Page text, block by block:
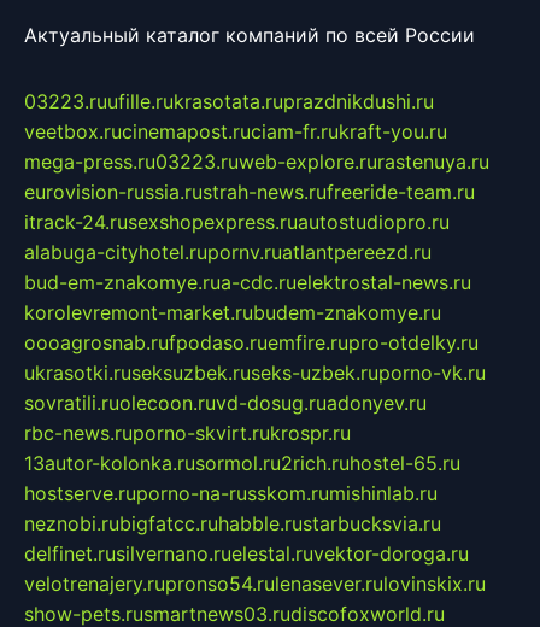
Актуальный каталог компаний по всей России
03223.ruufille.rukrasotata.ruprazdnikdushi.ru
veetbox.rucinemapost.ruciam-fr.rukraft-you.ru
mega-press.ru03223.ruweb-explore.rurastenuya.ru
eurovision-russia.rustrah-news.rufreeride-team.ru
itrack-24.rusexshopexpress.ruautostudiopro.ru
alabuga-cityhotel.rupornv.ruatlantpereezd.ru
bud-em-znakomye.rua-cdc.ruelektrostal-news.ru
korolevremont-market.rubudem-znakomye.ru
oooagrosnab.rufpodaso.ruemfire.rupro-otdelky.ru
ukrasotki.ruseksuzbek.ruseks-uzbek.ruporno-vk.ru
sovratili.ruolecoon.ruvd-dosug.ruadonyev.ru
rbc-news.ruporno-skvirt.rukrospr.ru
13autor-kolonka.rusormol.ru2rich.ruhostel-65.ru
hostserve.ruporno-na-russkom.rumishinlab.ru
neznobi.rubigfatcc.ruhabble.rustarbucksvia.ru
delfinet.rusilvernano.ruelestal.ruvektor-doroga.ru
velotrenajery.rupronso54.rulenasever.rulovinskix.ru
show-pets.rusmartnews03.rudiscofoxworld.ru